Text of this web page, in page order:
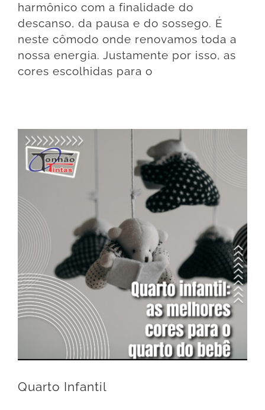
harmônico com a finalidade do
descanso, da pausa e do sossego. É
neste cômodo onde renovamos toda a
nossa energia. Justamente por isso, as
cores escolhidas para o
Quarto Infantil